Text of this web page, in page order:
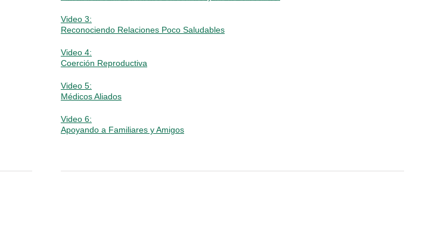
Video 3:
Reconociendo Relaciones Poco Saludables
Video 4:
Coerción Reproductiva
Video 5:
Médicos Aliados
Video 6:
Apoyando a Familiares y Amigos